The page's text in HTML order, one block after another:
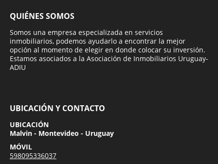
QUIÉNES SOMOS
Somos una empresa especializada en servicios
inmobiliarios, podemos ayudarlo a encontrar la mejor
opción al momento de elegir en donde colocar su inversión.
Estamos asociados a la Asociación de Inmobiliarios Uruguay-
ADIU
UBICACIÓN Y CONTACTO
UBICACIÓN
Malvin - Montevideo - Uruguay
MÓVIL
598095336037